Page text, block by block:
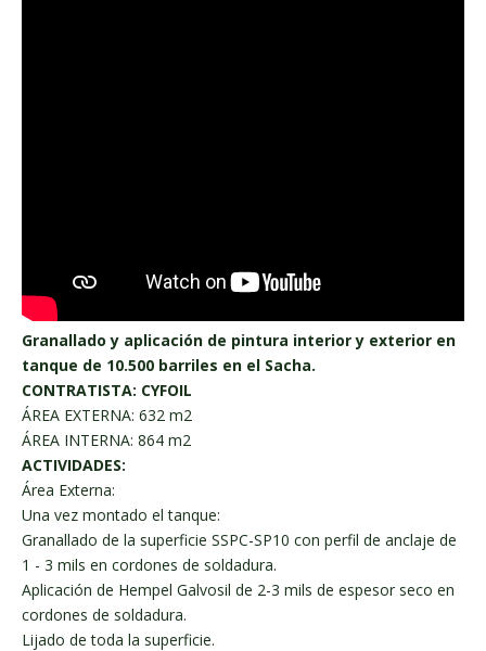
Granallado y aplicación de pintura interior y exterior en
tanque de 10.500 barriles en el Sacha.
CONTRATISTA: CYFOIL
ÁREA EXTERNA: 632 m2
ÁREA INTERNA: 864 m2
ACTIVIDADES:
Área Externa:
Una vez montado el tanque:
Granallado de la superficie SSPC-SP10 con perfil de anclaje de
1 - 3 mils en cordones de soldadura.
Aplicación de Hempel Galvosil de 2-3 mils de espesor seco en
cordones de soldadura.
Lijado de toda la superficie.